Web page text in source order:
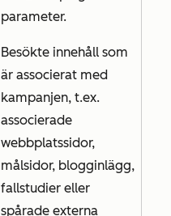
parameter.
Besökte innehåll som
är associerat med
kampanjen, t.ex.
associerade
webbplatssidor,
målsidor, blogginlägg,
fallstudier eller
spårade externa